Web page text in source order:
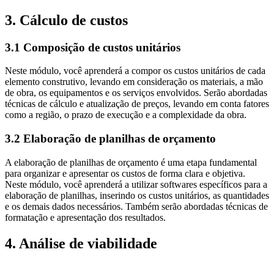
3. Cálculo de custos
3.1 Composição de custos unitários
Neste módulo, você aprenderá a compor os custos unitários de cada
elemento construtivo, levando em consideração os materiais, a mão
de obra, os equipamentos e os serviços envolvidos. Serão abordadas
técnicas de cálculo e atualização de preços, levando em conta fatores
como a região, o prazo de execução e a complexidade da obra.
3.2 Elaboração de planilhas de orçamento
A elaboração de planilhas de orçamento é uma etapa fundamental
para organizar e apresentar os custos de forma clara e objetiva.
Neste módulo, você aprenderá a utilizar softwares específicos para a
elaboração de planilhas, inserindo os custos unitários, as quantidades
e os demais dados necessários. Também serão abordadas técnicas de
formatação e apresentação dos resultados.
4. Análise de viabilidade